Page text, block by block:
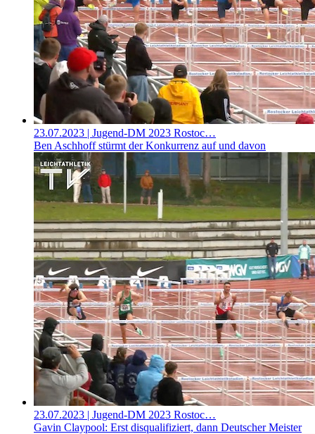
23.07.2023 | Jugend-DM 2023 Rostoc…
Ben Aschhoff stürmt der Konkurrenz auf und davon
23.07.2023 | Jugend-DM 2023 Rostoc…
Gavin Claypool: Erst disqualifiziert, dann Deutscher Meister